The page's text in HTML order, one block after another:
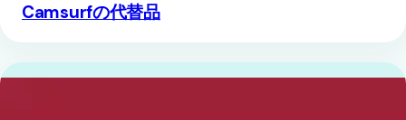
Camsurfの代替品